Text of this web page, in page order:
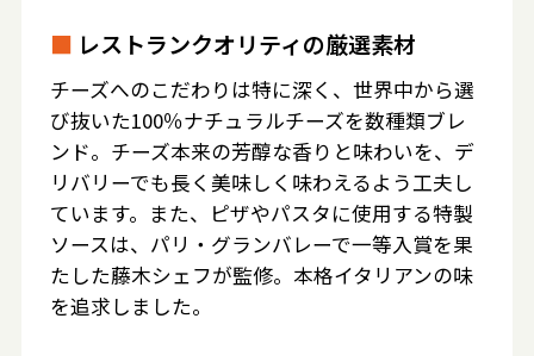
■ レストランクオリティの厳選素材
チーズへのこだわりは特に深く、世界中から選
び抜いた100％ナチュラルチーズを数種類ブレ
ンド。チーズ本来の芳醇な香りと味わいを、デ
リバリーでも長く美味しく味わえるよう工夫し
ています。また、ピザやパスタに使用する特製
ソースは、パリ・グランバレーで一等入賞を果
たした藤木シェフが監修。本格イタリアンの味
を追求しました。